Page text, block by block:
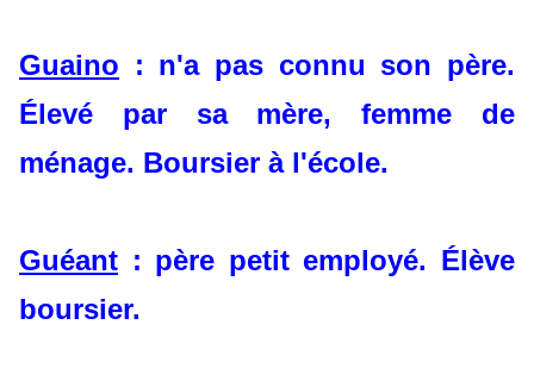
Guaino : n'a pas connu son père.
Élevé par sa mère, femme de
ménage. Boursier à l'école.
Guéant : père petit employé. Élève
boursier.